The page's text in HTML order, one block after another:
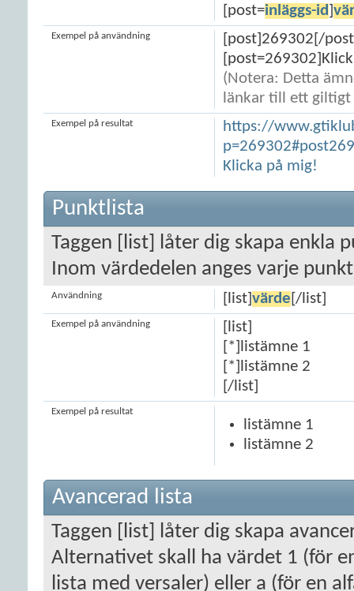
[post=inläggs-id
[post]269302[/
(Notera: Detta
länkar till ett giltigt
Exempel på användning
https://
Klicka på mig!
Exempel på resultat
Punktlista
Taggen [list] låter dig skapa enkla
Inom värdedelen anges varje
[list] värde [/list]
Användning
[list]
[*]listämne 1
[*]listämne 2
[/list]
Exempel på användning
listämne 1
listämne 2
Exempel på resultat
Avancerad lista
Taggen [list] låter dig skapa
Alternativet skall ha värdet 1 (för
lista med versaler) eller a (för en